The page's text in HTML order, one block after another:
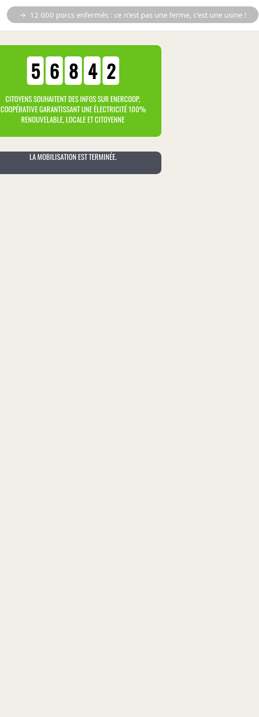
→ 12 000 porcs enfermés : ce n’est pas une ferme, c’est une usine !
5 6 8 4 2
CITOYENS SOUHAITENT DES INFOS SUR ENERCOOP,
COOPÉRATIVE GARANTISSANT UNE ÉLECTRICITÉ 100%
RENOUVELABLE, LOCALE ET CITOYENNE
LA MOBILISATION EST TERMINÉE.